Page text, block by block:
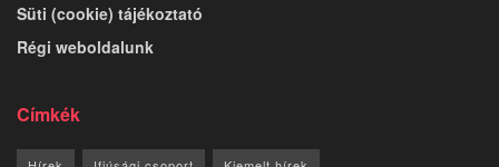
Süti (cookie) tájékoztató
Régi weboldalunk
Címkék